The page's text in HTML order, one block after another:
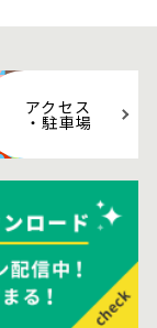
アクセス
・駐車場